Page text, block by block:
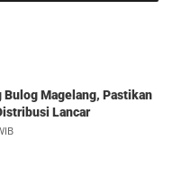
Bulog Magelang, Pastikan
Lancar